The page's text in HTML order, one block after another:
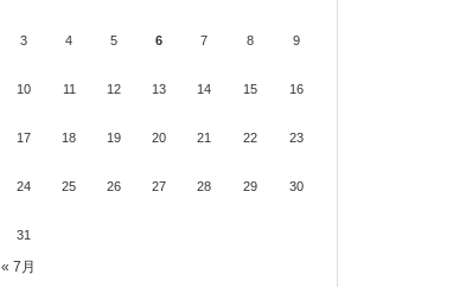
3 4 5 6 7 8 9
10 11 12 13 14 15 16
17 18 19 20 21 22 23
24 25 26 27 28 29 30
31
« 7月